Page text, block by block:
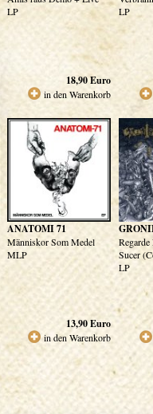
LP
18,90Euro
in den Warenkorb
LP
ANATOMI 71
Människor Som Medel
MLP
13,90Euro
in den Warenkorb
Sucer
LP